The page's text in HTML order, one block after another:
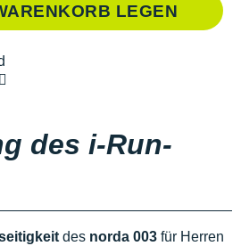
LEGEN
des i-Run-
des norda 003 für Herren